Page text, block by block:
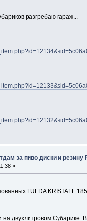
разгребаю гараж...
за пиво диски и резину
»
FULDA KRISTALL
на двухлитровом